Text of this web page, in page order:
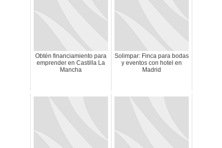
Obtén financiamiento para
emprender en Castilla La
Mancha
Solimpar: Finca para bodas
y eventos con hotel en
Madrid